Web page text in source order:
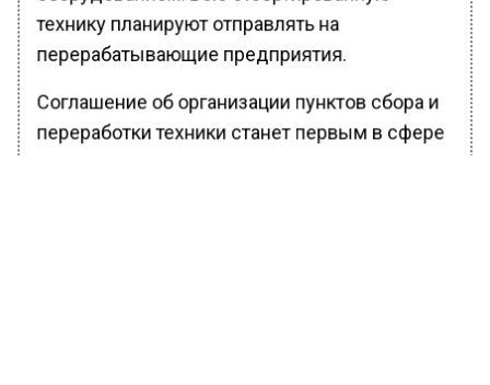
технику планируют отправлять на
перерабатывающие предприятия.
Соглашение об организации пунктов сбора и
переработки техники станет первым в сфере